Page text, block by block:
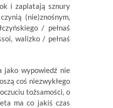
i zaplatają sznury
(nie)znośnym,
/ pełnaś
walizko / pełnaś
jako wypowiedź nie
coś niezwykłego
tożsamości, o
ma co jakiś czas